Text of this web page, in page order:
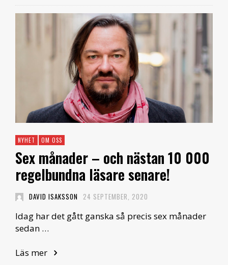
NYHET OM OSS
Sex månader – och nästan 10 000
regelbundna läsare senare!
DAVID ISAKSSON 24 SEPTEMBER, 2020
Idag har det gått ganska så precis sex månader
sedan …
Läs mer